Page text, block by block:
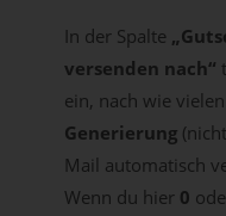
In der Spalte
versenden nach“
ein, nach wie
Generierung
Mail automatisch
Wenn du hier 0